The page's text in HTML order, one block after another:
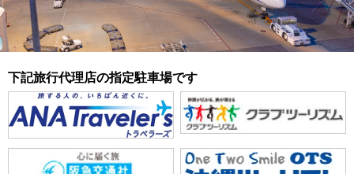
下記旅行代理店の指定駐車場です